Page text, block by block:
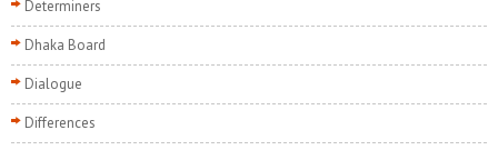
Determiners
Dhaka Board
Dialogue
Differences